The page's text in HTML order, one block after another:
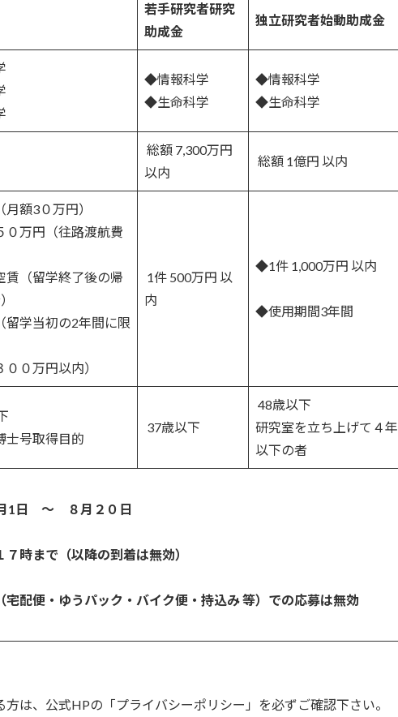
若手研究者研究
助成金
独立研究者始動助成金
◆情報科学
◆生命科学
◆情報科学
◆生命科学
総額 7,300万円
以内
総額 1億円 以内
額3０万円）
万円（往路渡航費
（留学終了後の帰
学当初の2年間に限
０万円以内）
1件 500万円 以
内
◆1件 1,000万円 以内
◆使用期間3年間
士号取得目的
37歳以下
48歳以下
研究室を立ち上げて４年
以下の者
1日 ～ ８月２０日
７時まで（以降の到着は無効）
宅配便・ゆうパック・バイク便・持込み 等）での応募は無効
方は、公式HPの「プライバシーポリシー」を必ずご確認下さい。